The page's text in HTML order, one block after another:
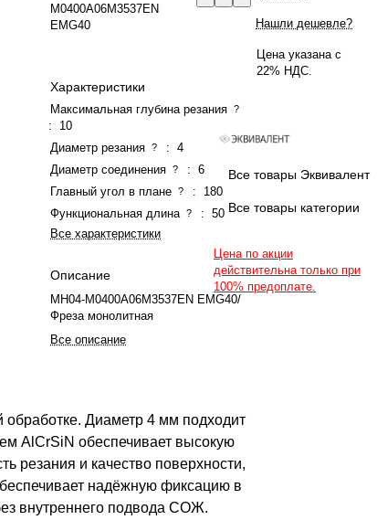
M0400A06M3537EN
EMG40
Характеристики
Максимальная глубина резания ?
:
10
Диаметр резания ? : 4
Диаметр соединения ? : 6
Главный угол в плане ? :
180
Функциональная длина ? : 50
Все характеристики
Описание
MH04-M0400A06M3537EN EMG40/
Фреза монолитная
Все описание
Нашли дешевле?
Цена указана с
22% НДС.
Все товары Эквивалент
Все товары категории
Цена по акции
действительна только при
100% предоплате.
Диаметр 4 мм подходит
AlCrSiN обеспечивает высокую
резания и качество поверхности,
надёжную фиксацию в
внутреннего подвода СОЖ.